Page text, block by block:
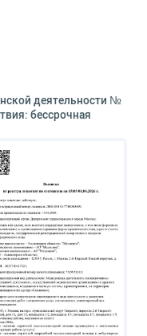
деятельности №
бессрочная